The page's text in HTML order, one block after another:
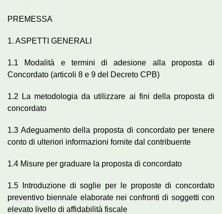
PREMESSA
1. ASPETTI GENERALI
1.1 Modalità e termini di adesione alla proposta di
Concordato (articoli 8 e 9 del Decreto CPB)
1.2 La metodologia da utilizzare ai fini della proposta di
concordato
1.3 Adeguamento della proposta di concordato per tenere
conto di ulteriori informazioni fornite dal contribuente
1.4 Misure per graduare la proposta di concordato
1.5 Introduzione di soglie per le proposte di concordato
preventivo biennale elaborate nei confronti di soggetti con
elevato livello di affidabilità fiscale